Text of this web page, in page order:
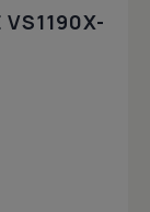
VS1190X-